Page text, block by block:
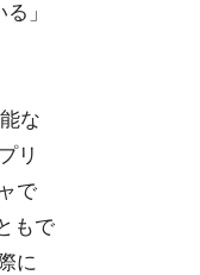
」
な
リ
で
もで
に